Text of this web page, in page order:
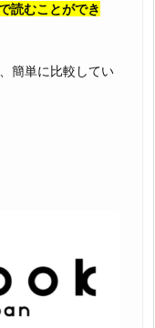
読むことができ
簡単に比較してい